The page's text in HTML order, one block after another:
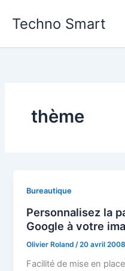
Techno Smart
thème
Bureautique
Personnalisez la
Google à votre
Olivier Roland /20 avril 2008
Facilité de mise en